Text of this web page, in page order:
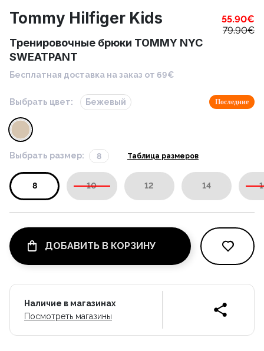
Tommy Hilfiger Kids 55.90€
79.90€
Тренировочные брюки TOMMY NYC
SWEATPANT
Бесплатная доставка на заказ от 69€
Выбрать цвет: Бежевый Последние
Выбрать размер: 8 Таблица размеров
8 10 12 14
ДОБАВИТЬ В КОРЗИНУ
Наличие в магазинах
Посмотреть магазины